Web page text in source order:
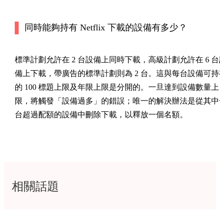
同時能夠持有 Netflix 下載的設備有多少？
標準計劃允許在 2 台設備上同時下載，高級計劃允許在 6
備上下載，帶廣告的標準計劃則為 2 台。這與每台設備可
的 100 標題上限及年限上限是分開的。一旦達到設備數量上
限，將觸發「設備過多」的錯誤；唯一的解決辦法是從其
台超過配額的設備中刪除下載，以釋放一個名額。
相關話題